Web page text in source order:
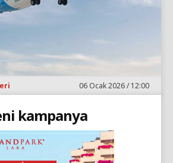
06 Ocak 2026 / 12:00
kampanya